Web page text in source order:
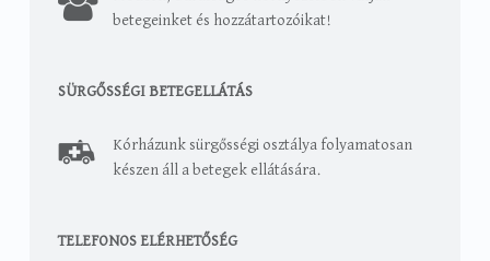
betegeinket és hozzátartozóikat!
SÜRGŐSSÉGI BETEGELLÁTÁS
Kórházunk sürgősségi osztálya folyamatosan
készen áll a betegek ellátására.
TELEFONOS ELÉRHETŐSÉG